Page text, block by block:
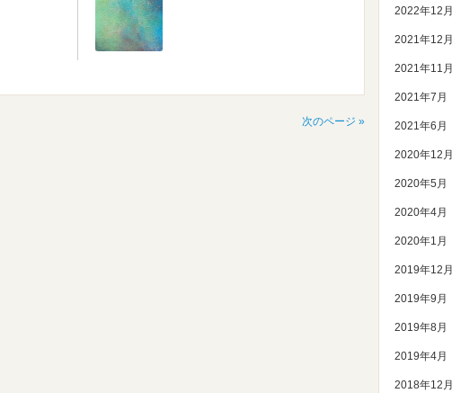
次のページ »
2022年12月
2021年12月
2021年11月
2021年7月
2021年6月
2020年12月
2020年5月
2020年4月
2020年1月
2019年12月
2019年9月
2019年8月
2019年4月
2018年12月